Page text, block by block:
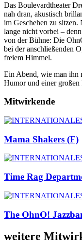
Das Boulevardtheater
nah dran, akustisch
im Geschehen zu sitzen.
lange nicht vorbei –
von der Bühne: Die
bei der anschließenden
freiem Himmel.
Ein Abend, wie man ihn
Humor und einer
Mitwirkende
Mama Shakers (F)
Time Rag
The OhnO!
weitere